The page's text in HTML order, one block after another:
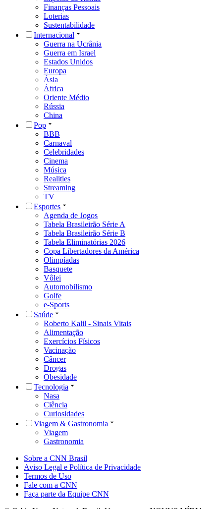
Finanças Pessoais
Loterias
Sustentabilidade
Internacional
Guerra na Ucrânia
Guerra em Israel
Estados Unidos
Europa
Ásia
África
Oriente Médio
Rússia
China
Pop
BBB
Carnaval
Celebridades
Cinema
Música
Realities
Streaming
TV
Esportes
Agenda de Jogos
Tabela Brasileirão Série A
Tabela Brasileirão Série B
Tabela Eliminatórias 2026
Copa Libertadores da América
Olimpíadas
Basquete
Vôlei
Automobilismo
Golfe
e-Sports
Saúde
Roberto Kalil - Sinais Vitais
Alimentação
Exercícios Físicos
Vacinação
Câncer
Drogas
Obesidade
Tecnologia
Nasa
Ciência
Curiosidades
Viagem & Gastronomia
Viagem
Gastronomia
Sobre a CNN Brasil
Aviso Legal e Política de Privacidade
Termos de Uso
Fale com a CNN
Faça parte da Equipe CNN